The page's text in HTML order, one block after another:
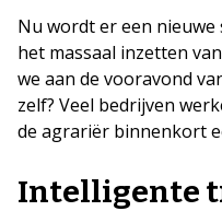
Nu wordt er een
het massaal inzetten
we aan de vooravond
zelf? Veel bedrijven
de agrariër binnenkort
Intelligente